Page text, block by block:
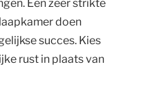
Een zeer strikte
doen
succes. Kies
rust in plaats van